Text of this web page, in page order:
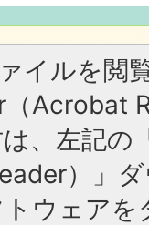
イルを閲
（Acrobat
、左記の
）」
ウェア